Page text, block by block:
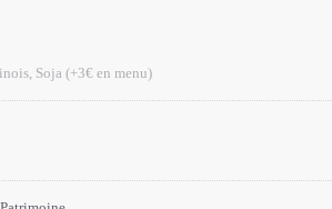
Soja (+3€ en menu)